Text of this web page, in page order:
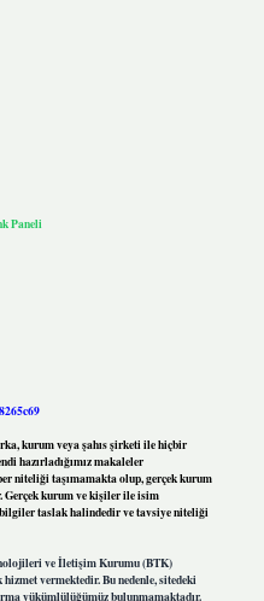
kurum veya şahıs şirketi ile hiçbir
hazırladığımız makaleler
niteliği taşımamakta olup, gerçek kurum
Gerçek kurum ve kişiler ile isim
taslak halindedir ve tavsiye niteliği
ve İletişim Kurumu (BTK)
vermektedir. Bu nedenle, sitedeki
yükümlülüğümüz bulunmamaktadır.